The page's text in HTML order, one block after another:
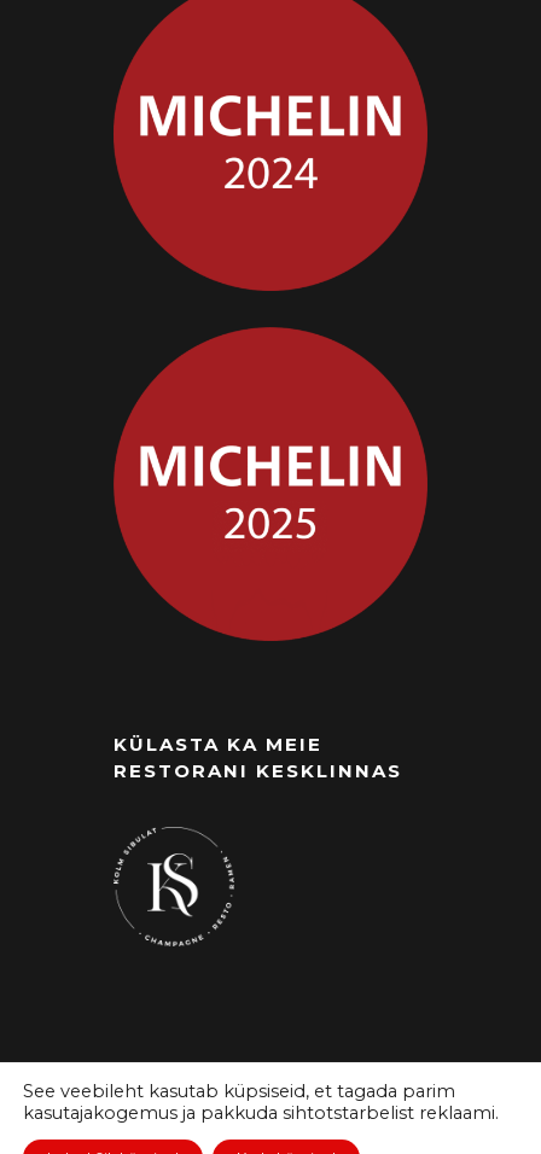
KÜLASTA KA MEIE
RESTORANI KESKLINNAS
See veebileht kasutab küpsiseid, et tagada parim
kasutajakogemus ja pakkuda sihtotstarbelist reklaami.